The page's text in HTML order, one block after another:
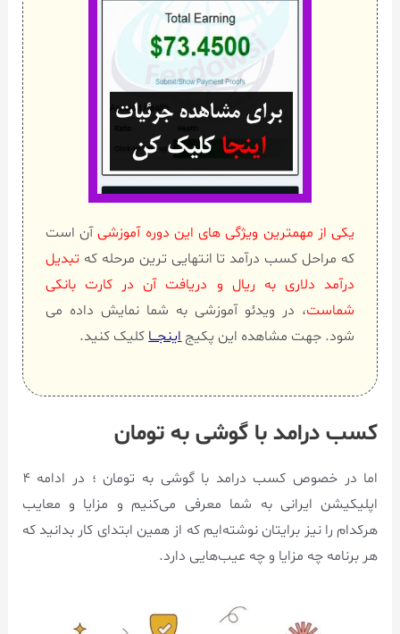
یکی از مهمترین ویژگی های این دوره آموزشیآن است
که مراحل کسب درآمد تا انتهایی ترین مرحله که تبدیل
درآمد دلاری به ریال و دریافت آن در کارت بانکی
شماست، در ویدئو آموزشی به شما نمایش داده می
شود. جهت مشاهده این پکیجاینجـــاکلیک کنید.
کسب درامد با گوشی به تومان
اما در خصوص کسب درامد با گوشی به تومان ؛ در ادامه ۴
اپلیکیشن ایرانی به شما معرفی می‌کنیم و مزایا و معایب
هرکدام را نیز برایتان نوشته‌ایم که از همین ابتدای کار بدانید که
هر برنامه چه مزایا و چه عیب‌هایی دارد.